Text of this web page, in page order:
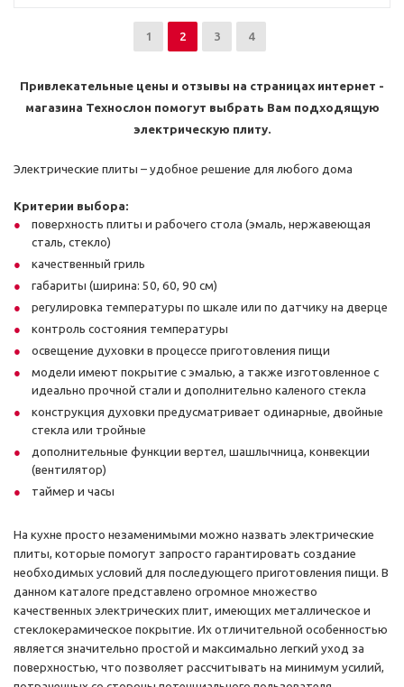
1 2 3 4
Привлекательные цены и отзывы на страницах интернет -
магазина Технослон помогут выбрать Вам подходящую
электрическую плиту.
Электрические плиты – удобное решение для любого дома
Критерии выбора:
поверхность плиты и рабочего стола (эмаль, нержавеющая
сталь, стекло)
качественный гриль
габариты (ширина: 50, 60, 90 см)
регулировка температуры по шкале или по датчику на дверце
контроль состояния температуры
освещение духовки в процессе приготовления пищи
модели имеют покрытие с эмалью, а также изготовленное с
идеально прочной стали и дополнительно каленого стекла
конструкция духовки предусматривает одинарные, двойные
стекла или тройные
дополнительные функции вертел, шашлычница, конвекции
(вентилятор)
таймер и часы
На кухне просто незаменимыми можно назвать электрические
плиты, которые помогут запросто гарантировать создание
необходимых условий для последующего приготовления пищи. В
данном каталоге представлено огромное множество
качественных электрических плит, имеющих металлическое и
стеклокерамическое покрытие. Их отличительной особенностью
является значительно простой и максимально легкий уход за
поверхностью, что позволяет рассчитывать на минимум усилий,